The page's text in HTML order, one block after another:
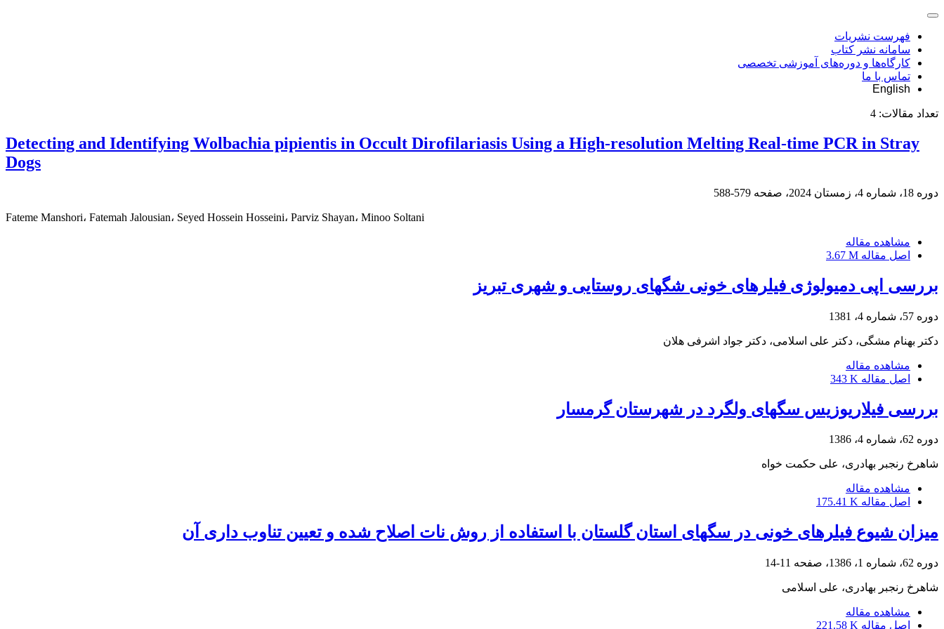
فهرست نشریات
سامانه نشر کتاب
کارگاه‌ها و دوره‌های آموزشی تخصصی
تماس با ما
English
تعداد مقالات: 4
Detecting and Identifying Wolbachia pipientis in Occult Dirofilariasis Using a High-resolution Melting Real-time PCR in Stray
Dogs
دوره 18، شماره 4، زمستان 2024، صفحه 579-588
Fateme Manshori، Fatemah Jalousian، Seyed Hossein Hosseini، Parviz Shayan، Minoo Soltani
مشاهده مقاله
اصل مقاله 3.67 M
بررسی اپی دمیولوژی فیلرهای خونی شگهای روستایی و شهری تبریز
دوره 57، شماره 4، 1381
دکتر بهنام مشگی، دکتر علی اسلامی، دکتر جواد اشرفی هلان
مشاهده مقاله
اصل مقاله 343 K
بررسی فیلاریوزیس سگهای ولگرد در شهرستان گرمسار
دوره 62، شماره 4، 1386
شاهرخ رنجبر بهادری، علی حکمت خواه
مشاهده مقاله
اصل مقاله 175.41 K
میزان شیوع فیلرهای خونی در سگهای استان گلستان با استفاده از روش نات اصلاح شده و تعیین تناوب داری آن
دوره 62، شماره 1، 1386، صفحه 11-14
شاهرخ رنجبر بهادری، علی اسلامی
مشاهده مقاله
اصل مقاله 221.58 K